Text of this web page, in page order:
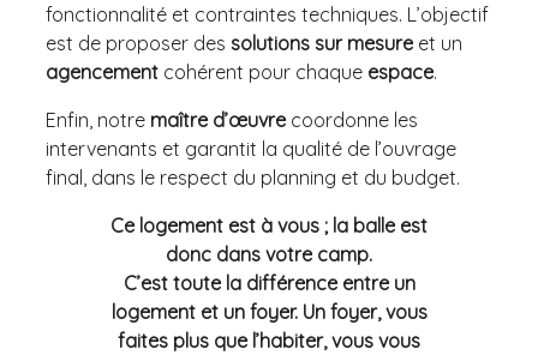
fonctionnalité et contraintes techniques. L’objectif
est de proposer des solutions sur mesureet un
agencement cohérent pour chaque espace.
Enfin, notre maître d’œuvrecoordonne les
intervenants et garantit la qualité de l’ouvrage
final, dans le respect du planning et du budget.
Ce logement est à vous ; la balle est
donc dans votre camp.
C’est toute la différence entre un
logement et un foyer. Un foyer, vous
faites plus que l’habiter, vous vous